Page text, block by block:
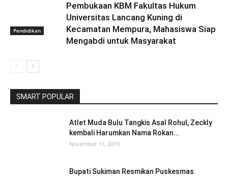
Pendidikan
Pembukaan KBM Fakultas Hukum
Universitas Lancang Kuning di
Kecamatan Mempura, Mahasiswa Siap
Mengabdi untuk Masyarakat
SMART POPULAR
Atlet Muda Bulu Tangkis Asal Rohul, Zeckly
kembali Harumkan Nama Rokan...
November 11, 2019
Bupati Sukiman Resmikan Puskesmas